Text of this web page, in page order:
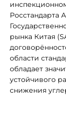
Росстандарта
рынка Китая
области
обладает
устойчивого
снижения